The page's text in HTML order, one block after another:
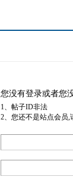
您没有登录或者您
1、帖子ID非法
2、您还不是站点会员,